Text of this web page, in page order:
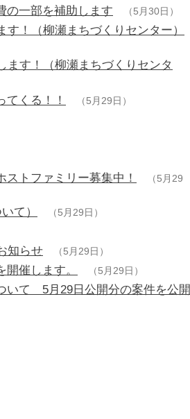
の一部を補助します （5月30日）
！（柳瀬まちづくりセンター）
ます！（柳瀬まちづくりセンタ
くる！！ （5月29日）
トファミリー募集中！
（5月29
て） （5月29日）
知らせ （5月29日）
催します。 （5月29日）
いて 5月29日公開分の案件を公開